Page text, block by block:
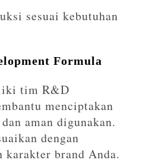
sesuai kebutuhan
Formula
tim R&D
menciptakan
aman digunakan.
dengan
karakter brand Anda.